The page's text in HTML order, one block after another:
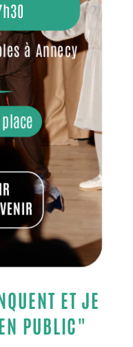
à Annecy
ET JE
PUBLIC"